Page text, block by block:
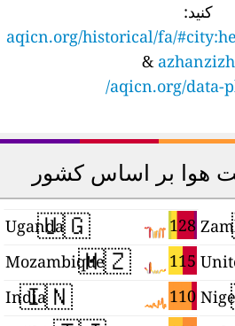
کنید:
aqicn.org/historical/fa/
&
aqicn.org/data-
هوا بر اساس کشور
🇺🇬 128
Uganda
🇲🇿 115
Mozambique
🇮🇳 110
India